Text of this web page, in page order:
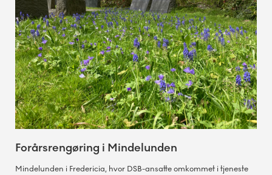
Forårsrengøring i Mindelunden
Mindelunden i Fredericia, hvor DSB-ansatte omkommet i tjeneste